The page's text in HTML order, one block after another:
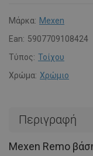
Μάρκα: Mexen
Ean: 5907709108424
Τύπος: Τοίχου
Χρώμα: Χρώμιο
Περιγραφή
Mexen Remo